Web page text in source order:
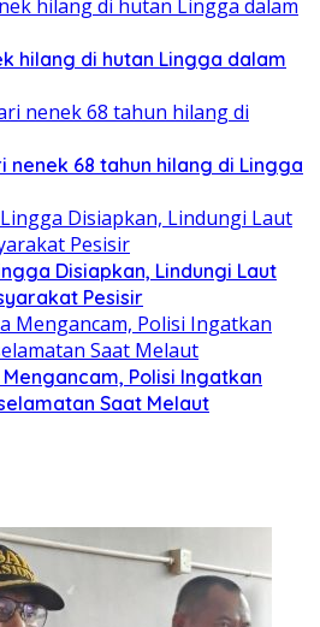
hilang di hutan Lingga dalam
nenek 68 tahun hilang di Lingga
Disiapkan, Lindungi Laut
Pesisir
Polisi Ingatkan
Saat Melaut